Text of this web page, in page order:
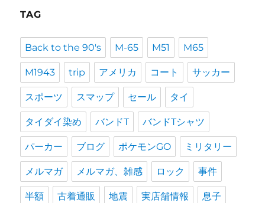
TAG
Back to the 90's M-65 M51 M65
M1943 trip アメリカ コート サッカー
スポーツ スマップ セール タイ
タイダイ染め バンドT バンドTシャツ
パーカー ブログ ポケモンGO ミリタリー
メルマガ メルマガ、雑感 ロック 事件
半額 古着通販 地震 実店舗情報 息子